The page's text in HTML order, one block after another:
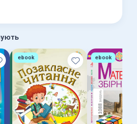
та робота з даними.
також два варіанти
діагностичних робіт
які дозволять
вивчений матеріал, виявити
учнів. Поданий матеріал
в доборі матеріалу до уроків
буде корисним для
учнів. Для учнів та вчителів,
ebook ebook